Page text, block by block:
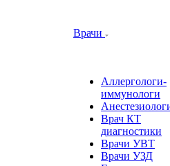
Врачи
Аллергологи-
иммунологи
Врач КТ
диагностики
Врачи УВТ
Врачи УЗД